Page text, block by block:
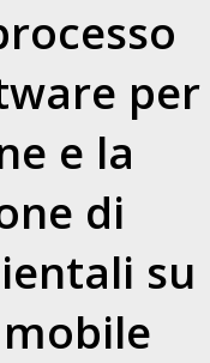
per
e la
di
su